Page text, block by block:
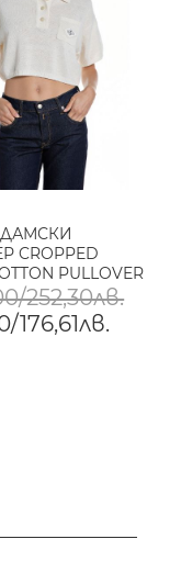
ДАМСКИ
CROPPED
PULLOVER
COLLAR В
252,30лв.
176,61лв.